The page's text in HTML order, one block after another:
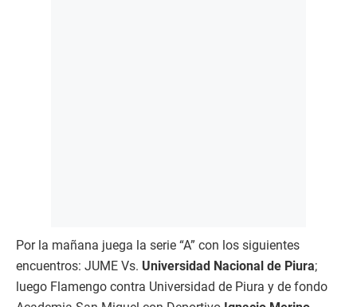
Por la mañana juega la serie “A” con los siguientes
encuentros: JUME Vs. Universidad Nacional de Piura;
luego Flamengo contra Universidad de Piura y de fondo